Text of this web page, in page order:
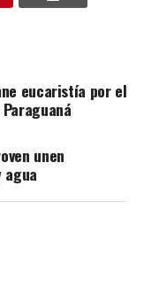
eucaristía por el
unen